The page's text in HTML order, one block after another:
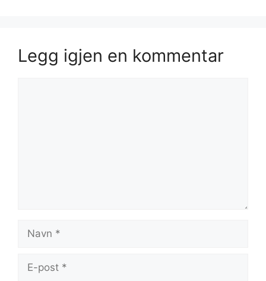
Legg igjen en kommentar
post